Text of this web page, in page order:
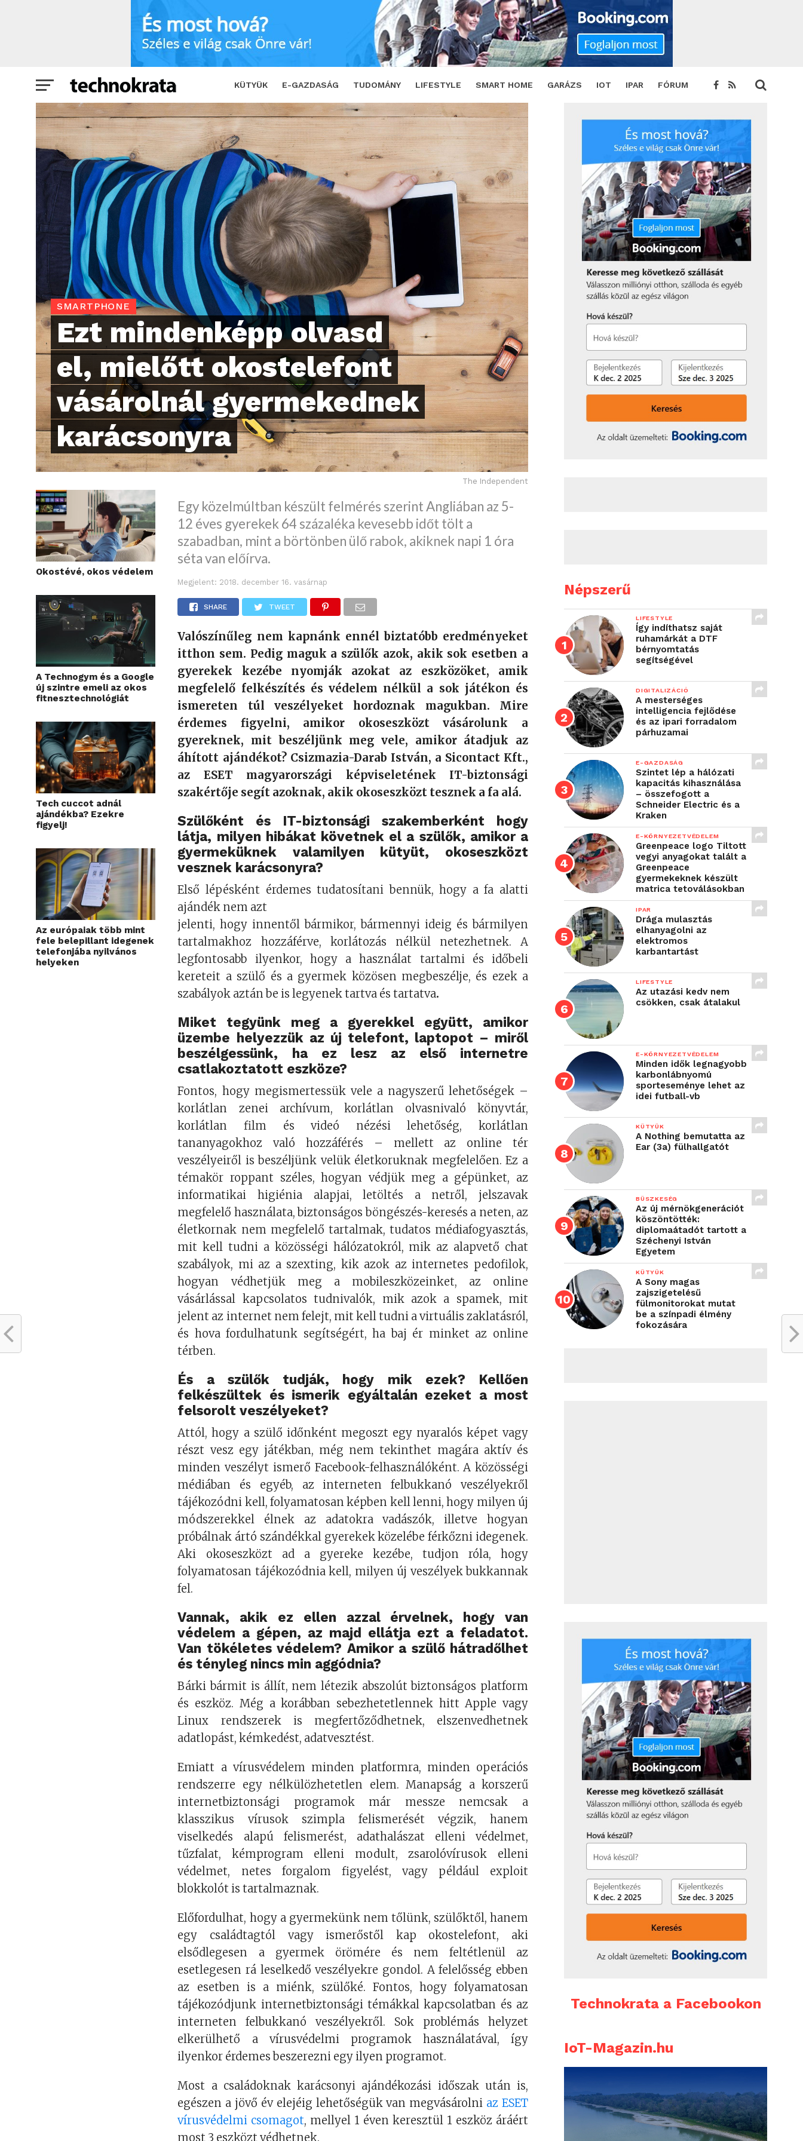
KÜTYÜK E-GAZDASÁG TUDOMÁNY LIFESTYLE SMART HOME GARÁZS IOT IPAR FÓRUM
Ezt mindenképp olvasd el, mielőtt okostelefont vásárolnál gyermekednek karácsonyra SHARE TWEET
SMARTPHONE
Ezt mindenképp olvasd
el, mielőtt okostelefont
vásárolnál gyermekednek
karácsonyra
Okostévé, okos védelem
A Technogym és a Google
új szintre emeli az okos
fitnesztechnológiát
Tech cuccot adnál
ajándékba? Ezekre
figyelj!
Az európaiak több mint
fele belepillant idegenek
telefonjába nyilvános
helyeken
The Independent
Egy közelmúltban készült felmérés szerint Angliában az 5-
12 éves gyerekek 64 százaléka kevesebb időt tölt a
szabadban, mint a börtönben ülő rabok, akiknek napi 1 óra
séta van előírva.
Megjelent: 2018. december 16. vasárnap
SHARE TWEET
Valószínűleg nem kapnánk ennél biztatóbb eredményeket
itthon sem. Pedig maguk a szülők azok, akik sok esetben a
gyerekek kezébe nyomják azokat az eszközöket, amik
megfelelő felkészítés és védelem nélkül a sok játékon és
ismereten túl veszélyeket hordoznak magukban. Mire
érdemes figyelni, amikor okoseszközt vásárolunk a
gyereknek, mit beszéljünk meg vele, amikor átadjuk az
áhított ajándékot? Csizmazia-Darab István, a Sicontact Kft.,
az ESET magyarországi képviseletének IT-biztonsági
szakértője segít azoknak, akik okoseszközt tesznek a fa alá.
Szülőként és IT-biztonsági szakemberként hogy
látja, milyen hibákat követnek el a szülők, amikor a
gyermeküknek valamilyen kütyüt, okoseszközt
vesznek karácsonyra?
Első lépésként érdemes tudatosítani bennük, hogy a fa alatti
ajándék nem azt
jelenti, hogy innentől bármikor, bármennyi ideig és bármilyen
tartalmakhoz hozzáférve, korlátozás nélkül netezhetnek. A
legfontosabb ilyenkor, hogy a használat tartalmi és időbeli
kereteit a szülő és a gyermek közösen megbeszélje, és ezek a
szabályok aztán be is legyenek tartva és tartatva.
Miket tegyünk meg a gyerekkel együtt, amikor
üzembe helyezzük az új telefont, laptopot – miről
beszélgessünk, ha ez lesz az első internetre
csatlakoztatott eszköze?
Fontos, hogy megismertessük vele a nagyszerű lehetőségek –
korlátlan zenei archívum, korlátlan olvasnivaló könyvtár,
korlátlan film és videó nézési lehetőség, korlátlan
tananyagokhoz való hozzáférés – mellett az online tér
veszélyeiről is beszéljünk velük életkoruknak megfelelően. Ez a
témakör roppant széles, hogyan védjük meg a gépünket, az
informatikai higiénia alapjai, letöltés a netről, jelszavak
megfelelő használata, biztonságos böngészés-keresés a neten, az
életkornak nem megfelelő tartalmak, tudatos médiafogyasztás,
mit kell tudni a közösségi hálózatokról, mik az alapvető chat
szabályok, mi az a szexting, kik azok az internetes pedofilok,
hogyan védhetjük meg a mobileszközeinket, az online
vásárlással kapcsolatos tudnivalók, mik azok a spamek, mit
jelent az internet nem felejt, mit kell tudni a virtuális zaklatásról,
és hova fordulhatunk segítségért, ha baj ér minket az online
térben.
És a szülők tudják, hogy mik ezek? Kellően
felkészültek és ismerik egyáltalán ezeket a most
felsorolt veszélyeket?
Attól, hogy a szülő időnként megoszt egy nyaralós képet vagy
részt vesz egy játékban, még nem tekinthet magára aktív és
minden veszélyt ismerő Facebook-felhasználóként. A közösségi
médiában és egyéb, az interneten felbukkanó veszélyekről
tájékozódni kell, folyamatosan képben kell lenni, hogy milyen új
módszerekkel élnek az adatokra vadászók, illetve hogyan
próbálnak ártó szándékkal gyerekek közelébe férkőzni idegenek.
Aki okoseszközt ad a gyereke kezébe, tudjon róla, hogy
folyamatosan tájékozódnia kell, milyen új veszélyek bukkannak
fel.
Vannak, akik ez ellen azzal érvelnek, hogy van
védelem a gépen, az majd ellátja ezt a feladatot.
Van tökéletes védelem? Amikor a szülő hátradőlhet
és tényleg nincs min aggódnia?
Bárki bármit is állít, nem létezik abszolút biztonságos platform
és eszköz. Még a korábban sebezhetetlennek hitt Apple vagy
Linux rendszerek is megfertőződhetnek, elszenvedhetnek
adatlopást, kémkedést, adatvesztést.
Emiatt a vírusvédelem minden platformra, minden operációs
rendszerre egy nélkülözhetetlen elem. Manapság a korszerű
internetbiztonsági programok már messze nemcsak a
klasszikus vírusok szimpla felismerését végzik, hanem
viselkedés alapú felismerést, adathalászat elleni védelmet,
tűzfalat, kémprogram elleni modult, zsarolóvírusok elleni
védelmet, netes forgalom figyelést, vagy például exploit
blokkolót is tartalmaznak.
Előfordulhat, hogy a gyermekünk nem tőlünk, szülőktől, hanem
egy családtagtól vagy ismerőstől kap okostelefont, aki
elsődlegesen a gyermek örömére és nem feltétlenül az
esetlegesen rá leselkedő veszélyekre gondol. A felelősség ebben
az esetben is a miénk, szülőké. Fontos, hogy folyamatosan
tájékozódjunk internetbiztonsági témákkal kapcsolatban és az
interneten felbukkanó veszélyekről. Sok problémás helyzet
elkerülhető a vírusvédelmi programok használatával, így
ilyenkor érdemes beszerezni egy ilyen programot.
Most a családoknak karácsonyi ajándékozási időszak után is,
egészen a jövő év elejéig lehetőségük van megvásárolni az ESET
vírusvédelmi csomagot, mellyel 1 éven keresztül 1 eszköz áráért
most 3 eszközt védhetnek.
Népszerű
LIFESTYLE
Így indíthatsz saját
ruhamárkát a DTF
bérnyomtatás
segítségével
DIGITALIZÁCIÓ
A mesterséges
intelligencia fejlődése
és az ipari forradalom
párhuzamai
E-GAZDASÁG
Szintet lép a hálózati
kapacitás kihasználása
– összefogott a
Schneider Electric és a
Kraken
E-KÖRNYEZETVÉDELEM
Greenpeace logo Tiltott
vegyi anyagokat talált a
Greenpeace
gyermekeknek készült
matrica tetoválásokban
IPAR
Drága mulasztás
elhanyagolni az
elektromos
karbantartást
LIFESTYLE
Az utazási kedv nem
csökken, csak átalakul
E-KÖRNYEZETVÉDELEM
Minden idők legnagyobb
karbonlábnyomú
sporteseménye lehet az
idei futball-vb
KÜTYÜK
A Nothing bemutatta az
Ear (3a) fülhallgatót
BÜSZKESÉG
Az új mérnökgenerációt
köszöntötték:
diplomaátadót tartott a
Széchenyi István
Egyetem
KÜTYÜK
A Sony magas
zajszigetelésű
fülmonitorokat mutat
be a színpadi élmény
fokozására
Technokrata a Facebookon
IoT-Magazin.hu